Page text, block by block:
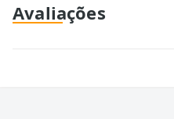
Avaliações